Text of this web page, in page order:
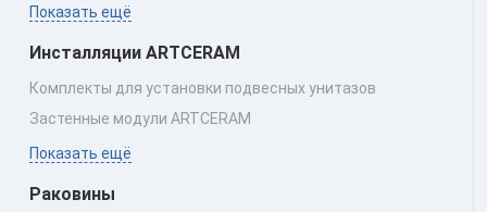
Показать ещё
Инсталляции ARTCERAM
Комплекты для установки подвесных унитазов
Застенные модули ARTCERAM
Показать ещё
Раковины